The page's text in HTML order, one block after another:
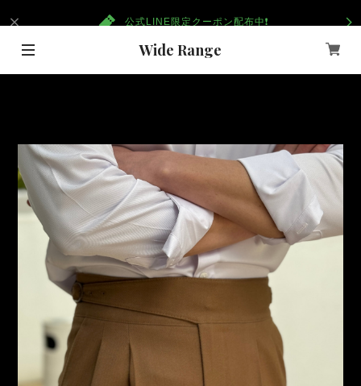
公式LINE限定クーポン配布中❗️
重要なお知らせ
Wide Range